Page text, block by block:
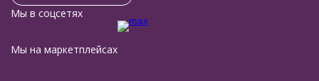
Мы в соцсетях
Мы на маркетплейсах